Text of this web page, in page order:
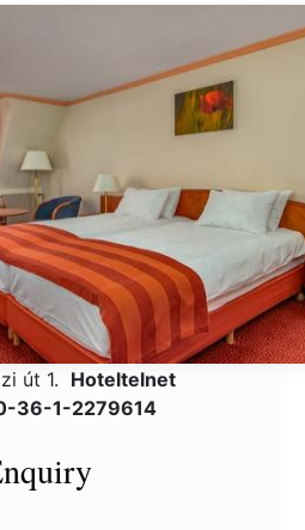
út 1. Hoteltelnet
36-1-2279614